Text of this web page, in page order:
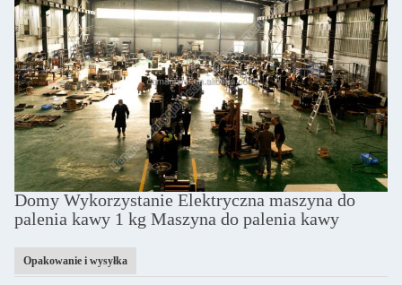
Domy Wykorzystanie Elektryczna maszyna do
palenia kawy 1 kg Maszyna do palenia kawy
Opakowanie i wysyłka